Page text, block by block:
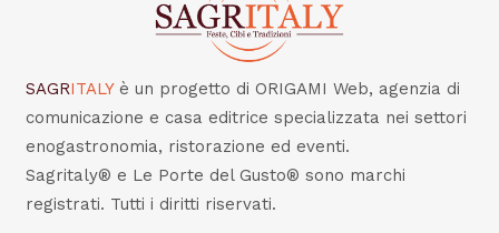
SAGRITALY è un progetto di ORIGAMI Web, agenzia di
comunicazione e casa editrice specializzata nei settori
enogastronomia, ristorazione ed eventi.
Sagritaly® e Le Porte del Gusto® sono marchi
registrati. Tutti i diritti riservati.